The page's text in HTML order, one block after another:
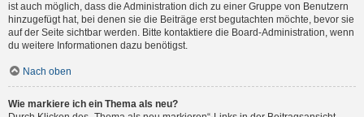
ist auch möglich, dass die Administration dich zu einer Gruppe von Benutzern
hinzugefügt hat, bei denen sie die Beiträge erst begutachten möchte, bevor sie
auf der Seite sichtbar werden. Bitte kontaktiere die Board-Administration, wenn
du weitere Informationen dazu benötigst.
Nach oben
Wie markiere ich ein Thema als neu?